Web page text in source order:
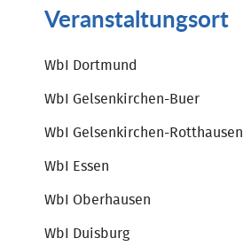
Veranstaltungsort
WbI Dortmund
WbI Gelsenkirchen-Buer
WbI Gelsenkirchen-Rotthausen
WbI Essen
WbI Oberhausen
WbI Duisburg